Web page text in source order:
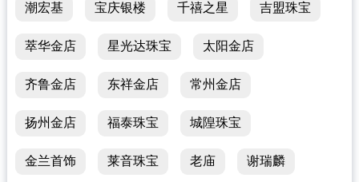
潮宏基 宝庆银楼 千禧之星 吉盟珠宝
萃华金店 星光达珠宝 太阳金店
齐鲁金店 东祥金店 常州金店
扬州金店 福泰珠宝 城隍珠宝
金兰首饰 莱音珠宝 老庙 谢瑞麟